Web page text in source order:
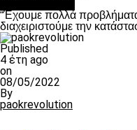
“Έχουμε πολλά προβλήματα
διαχειριστούμε την
Published
4 έτη ago
on
08/05/2022
By
paokrevolution